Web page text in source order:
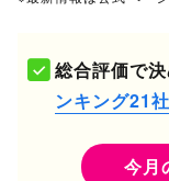
手続き方法
総合評価で決
ンキング21
今月